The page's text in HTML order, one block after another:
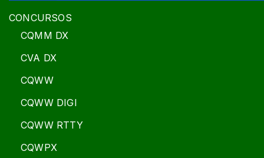
CONCURSOS
CQMM DX
CVA DX
CQWW
CQWW DIGI
CQWW RTTY
CQWPX